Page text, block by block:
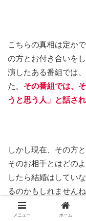
こちらの真相は定か
の方とお付き合いを
演したある番組では
た。 その番組では、
うと思う人」と話さ
しかし現在、その方
そのお相手とはどの
したら結婚はしてい
るのかもしれません
てしまったのかもし
すよね。
メニュー ホーム